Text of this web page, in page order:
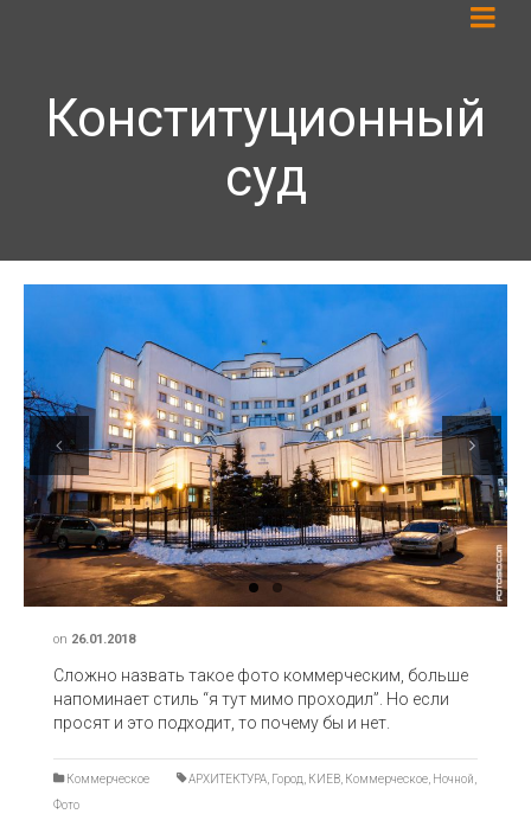
Конституционный
суд
Previous Next
on 26.01.2018
Сложно назвать такое фото коммерческим, больше
напоминает стиль “я тут мимо проходил”. Но если
просят и это подходит, то почему бы и нет.
Коммерческое АРХИТЕКТУРА Город КИЕВ Коммерческое Ночной
Фото